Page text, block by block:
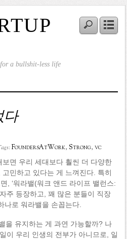
a bullshit-less life
다
FoundersAtWork, Strong, vc
면 우리 세대보다 훨씬 더 다양한
민하고 있다는 게 느껴진다. 특히
, ‘워라밸(워크 앤드 라이프 밸런스:
주 등장하고, 꽤 많은 분들이 직장
나로 워라밸을 손꼽는다.
을 유지하는 게 과연 가능할까? 나
이 우리 인생의 전부가 아니므로, 일